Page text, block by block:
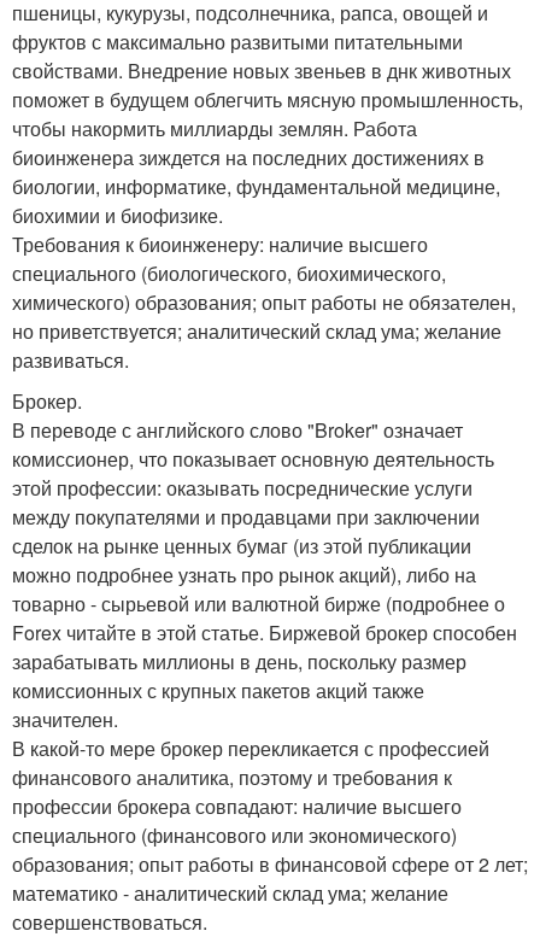
пшеницы, кукурузы, подсолнечника, рапса, овощей и
фруктов с максимально развитыми питательными
свойствами. Внедрение новых звеньев в днк животных
поможет в будущем облегчить мясную промышленность,
чтобы накормить миллиарды землян. Работа
биоинженера зиждется на последних достижениях в
биологии, информатике, фундаментальной медицине,
биохимии и биофизике.
Требования к биоинженеру: наличие высшего
специального (биологического, биохимического,
химического) образования; опыт работы не обязателен,
но приветствуется; аналитический склад ума; желание
развиваться.
Брокер.
В переводе с английского слово "Broker" означает
комиссионер, что показывает основную деятельность
этой профессии: оказывать посреднические услуги
между покупателями и продавцами при заключении
сделок на рынке ценных бумаг (из этой публикации
можно подробнее узнать про рынок акций), либо на
товарно - сырьевой или валютной бирже (подробнее о
Forex читайте в этой статье. Биржевой брокер способен
зарабатывать миллионы в день, поскольку размер
комиссионных с крупных пакетов акций также
значителен.
В какой-то мере брокер перекликается с профессией
финансового аналитика, поэтому и требования к
профессии брокера совпадают: наличие высшего
специального (финансового или экономического)
образования; опыт работы в финансовой сфере от 2 лет;
математико - аналитический склад ума; желание
совершенствоваться.